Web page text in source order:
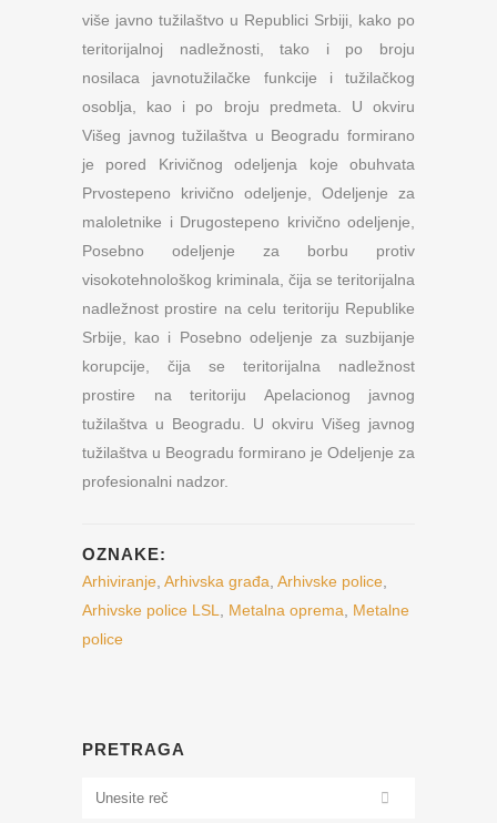
više javno tužilaštvo u Republici Srbiji, kako po
teritorijalnoj nadležnosti, tako i po broju
nosilaca javnotužilačke funkcije i tužilačkog
osoblja, kao i po broju predmeta. U okviru
Višeg javnog tužilaštva u Beogradu formirano
je pored Krivičnog odeljenja koje obuhvata
Prvostepeno krivično odeljenje, Odeljenje za
maloletnike i Drugostepeno krivično odeljenje,
Posebno odeljenje za borbu protiv
visokotehnološkog kriminala, čija se teritorijalna
nadležnost prostire na celu teritoriju Republike
Srbije, kao i Posebno odeljenje za suzbijanje
korupcije, čija se teritorijalna nadležnost
prostire na teritoriju Apelacionog javnog
tužilaštva u Beogradu. U okviru Višeg javnog
tužilaštva u Beogradu formirano je Odeljenje za
profesionalni nadzor.
OZNAKE:
Arhiviranje, Arhivska građa, Arhivske police,
Arhivske police LSL, Metalna oprema, Metalne
police
PRETRAGA